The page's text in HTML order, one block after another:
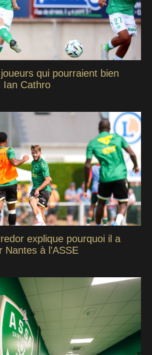
qui pourraient bien
Ian Cathro
explique pourquoi il a
Nantes à l'ASSE